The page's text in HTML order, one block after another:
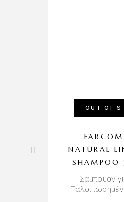
OUT OF
FARCOM
NATURAL
Σαμπουάν